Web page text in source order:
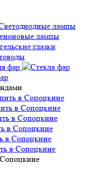
лампы
лампы
фар